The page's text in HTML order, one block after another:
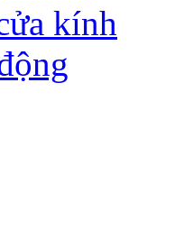
kính